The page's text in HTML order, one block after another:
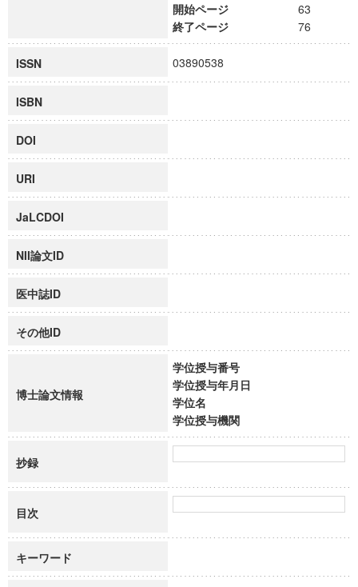
開始ページ
63
終了ページ
76
ISSN 03890538
ISBN
DOI
URI
JaLCDOI
NII論文ID
医中誌ID
その他ID
博士論文情報
学位授与番号
学位授与年月日
学位名
学位授与機関
抄録
目次
キーワード